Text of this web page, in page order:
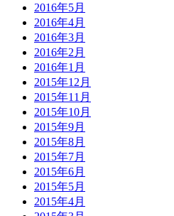
2016年5月
2016年4月
2016年3月
2016年2月
2016年1月
2015年12月
2015年11月
2015年10月
2015年9月
2015年8月
2015年7月
2015年6月
2015年5月
2015年4月